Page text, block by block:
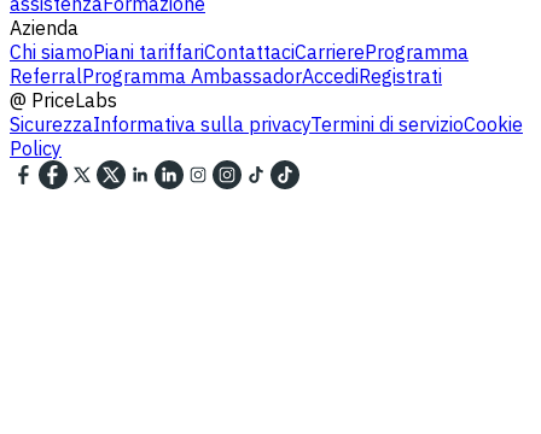
Azienda
Chi siamoPiani tariffariContattaciCarriereProgramma
ReferralProgramma AmbassadorAccediRegistrati
@ PriceLabs
SicurezzaInformativa sulla privacyTermini di servizioCookie
Policy